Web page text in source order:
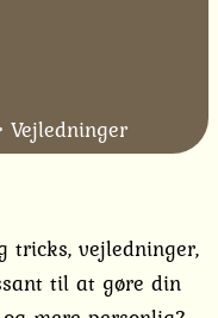
Vejledninger
tricks, vejledninger,
til at gøre din